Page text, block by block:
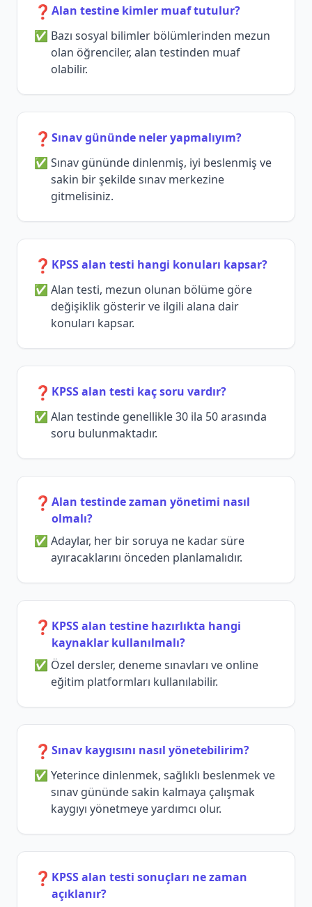
❓ Alan testine kimler muaf tutulur?
Bazı sosyal bilimler bölümlerinden mezun
olan öğrenciler, alan testinden muaf
olabilir.
❓ Sınav gününde neler yapmalıyım?
Sınav gününde dinlenmiş, iyi beslenmiş ve
sakin bir şekilde sınav merkezine
gitmelisiniz.
❓ KPSS alan testi hangi konuları kapsar?
Alan testi, mezun olunan bölüme göre
değişiklik gösterir ve ilgili alana dair
konuları kapsar.
❓ KPSS alan testi kaç soru vardır?
Alan testinde genellikle 30 ila 50 arasında
soru bulunmaktadır.
❓ Alan testinde zaman yönetimi nasıl
olmalı?
Adaylar, her bir soruya ne kadar süre
ayıracaklarını önceden planlamalıdır.
❓ KPSS alan testine hazırlıkta hangi
kaynaklar kullanılmalı?
Özel dersler, deneme sınavları ve online
eğitim platformları kullanılabilir.
❓ Sınav kaygısını nasıl yönetebilirim?
Yeterince dinlenmek, sağlıklı beslenmek ve
sınav gününde sakin kalmaya çalışmak
kaygıyı yönetmeye yardımcı olur.
❓ KPSS alan testi sonuçları ne zaman
açıklanır?